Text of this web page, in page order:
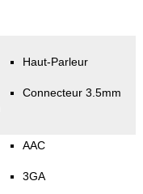
Haut-Parleur
Connecteur 3.5mm
AAC
3GA